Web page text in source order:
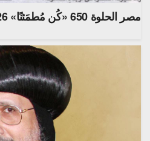
مصر الحلوة 650 «كُن مُطمَئنًا» 11/3/2026